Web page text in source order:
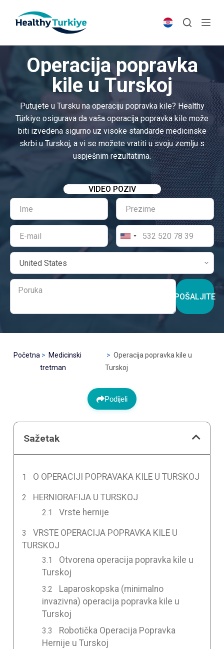
p
o
t
n
Operacija popravka
kile u Turskoj
Putujete u Tursku na operaciju popravka kile? Healthy
Türkiye osigurava da vaša operacija popravka kile može
biti izvedena sigurno uz visoke standarde medicinske
skrbi u Turskoj, a vi se možete vratiti u svoju zemlju s
uspješnim rezultatima.
VIDEO POZIV
POŠALJITE
Početna
Medicinski
tretman
Operacija popravka kile u
Turskoj
Podijeli
Sažetak
O OPERACIJI POPRAVAKA KILE U TURSKOJ
HERNIORAFIJA U TURSKOJ
Vrste hernije
VRSTE OPERACIJA POPRAVKA KILE U
TURSKOJ
Otvorena operacija popravka kile u
Turskoj
Laparoskopska (minimalno
invazivna) operacija popravka kile u
Turskoj
Robotička Operacija Popravka
Hernije u Turskoj